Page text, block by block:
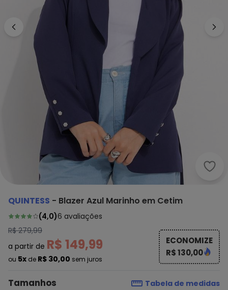
QUINTESS - Blazer Azul Marinho em Cetim
(4,0)6 avaliações
R$ 279,99
a partir de R$ 149,99
ou 5x de R$ 30,00 sem juros
ECONOMIZE
R$ 130,00
Tamanhos Tabela de medidas